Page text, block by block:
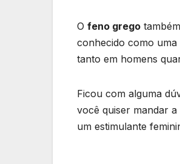
O feno grego
conhecido como
tanto em homens
Ficou com alguma
você quiser mandar
um estimulante